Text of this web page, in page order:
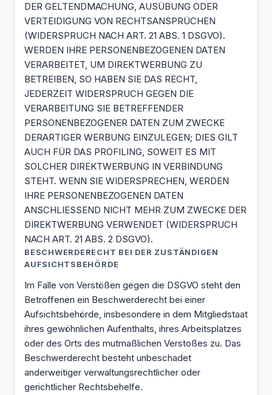
DER GELTENDMACHUNG, AUSÜBUNG ODER
VERTEIDIGUNG VON RECHTSANSPRÜCHEN
(WIDERSPRUCH NACH ART. 21 ABS. 1 DSGVO).
WERDEN IHRE PERSONENBEZOGENEN DATEN
VERARBEITET, UM DIREKTWERBUNG ZU
BETREIBEN, SO HABEN SIE DAS RECHT,
JEDERZEIT WIDERSPRUCH GEGEN DIE
VERARBEITUNG SIE BETREFFENDER
PERSONENBEZOGENER DATEN ZUM ZWECKE
DERARTIGER WERBUNG EINZULEGEN; DIES GILT
AUCH FÜR DAS PROFILING, SOWEIT ES MIT
SOLCHER DIREKTWERBUNG IN VERBINDUNG
STEHT. WENN SIE WIDERSPRECHEN, WERDEN
IHRE PERSONENBEZOGENEN DATEN
ANSCHLIESSEND NICHT MEHR ZUM ZWECKE DER
DIREKTWERBUNG VERWENDET (WIDERSPRUCH
NACH ART. 21 ABS. 2 DSGVO).
BESCHWERDE­RECHT BEI DER ZUSTÄNDIGEN
AUFSICHTS­BEHÖRDE
Im Falle von Verstößen gegen die DSGVO steht den
Betroffenen ein Beschwerderecht bei einer
Aufsichtsbehörde, insbesondere in dem Mitgliedstaat
ihres gewöhnlichen Aufenthalts, ihres Arbeitsplatzes
oder des Orts des mutmaßlichen Verstoßes zu. Das
Beschwerderecht besteht unbeschadet
anderweitiger verwaltungsrechtlicher oder
gerichtlicher Rechtsbehelfe.